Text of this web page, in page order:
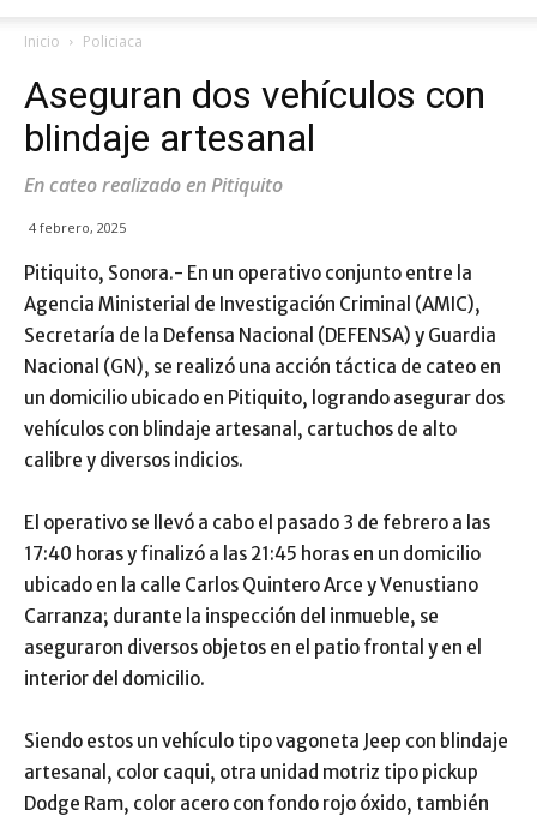
Inicio Policiaca
Aseguran dos vehículos con
blindaje artesanal
En cateo realizado en Pitiquito
4 febrero, 2025
Pitiquito, Sonora.- En un operativo conjunto entre la
Agencia Ministerial de Investigación Criminal (AMIC),
Secretaría de la Defensa Nacional (DEFENSA) y Guardia
Nacional (GN), se realizó una acción táctica de cateo en
un domicilio ubicado en Pitiquito, logrando asegurar dos
vehículos con blindaje artesanal, cartuchos de alto
calibre y diversos indicios.
El operativo se llevó a cabo el pasado 3 de febrero a las
17:40 horas y finalizó a las 21:45 horas en un domicilio
ubicado en la calle Carlos Quintero Arce y Venustiano
Carranza; durante la inspección del inmueble, se
aseguraron diversos objetos en el patio frontal y en el
interior del domicilio.
Siendo estos un vehículo tipo vagoneta Jeep con blindaje
artesanal, color caqui, otra unidad motriz tipo pickup
Dodge Ram, color acero con fondo rojo óxido, también